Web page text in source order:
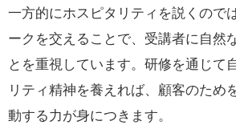
一方的にホスピタリティを説くので
ークを交えることで、受講者に自然
とを重視しています。研修を通じて
リティ精神を養えれば、顧客のため
動する力が身につきます。
接客・接遇・サービス力向上のホ